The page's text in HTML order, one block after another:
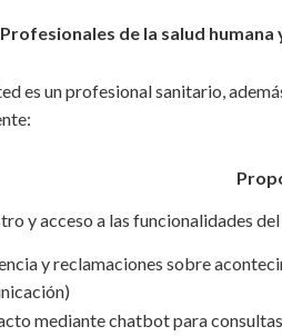
de la salud humana
es un profesional sanitario,
y acceso a las funcionalidades
y reclamaciones sobre
mediante chatbot para